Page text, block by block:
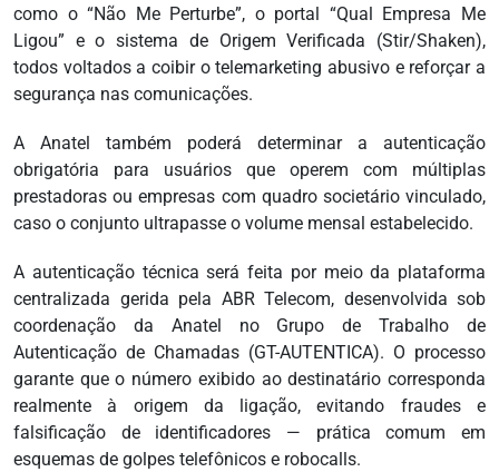
como o “Não Me Perturbe”, o portal “Qual Empresa Me
Ligou” e o sistema de Origem Verificada (Stir/Shaken),
todos voltados a coibir o telemarketing abusivo e reforçar a
segurança nas comunicações.
A Anatel também poderá determinar a autenticação
obrigatória para usuários que operem com múltiplas
prestadoras ou empresas com quadro societário vinculado,
caso o conjunto ultrapasse o volume mensal estabelecido.
A autenticação técnica será feita por meio da plataforma
centralizada gerida pela ABR Telecom, desenvolvida sob
coordenação da Anatel no Grupo de Trabalho de
Autenticação de Chamadas (GT-AUTENTICA). O processo
garante que o número exibido ao destinatário corresponda
realmente à origem da ligação, evitando fraudes e
falsificação de identificadores — prática comum em
esquemas de golpes telefônicos e robocalls.